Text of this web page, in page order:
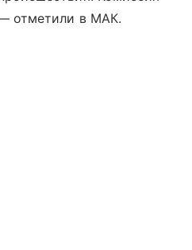
отметили в МАК.